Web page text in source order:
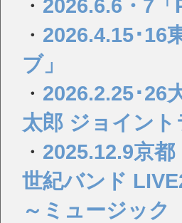
・ 2026.6.6・7
・ 2026.4.15･16
ブ」
・ 2026.2.25･26
太郎 ジョイント
・ 2025.12.9京
世紀バンド
～ミュージッ